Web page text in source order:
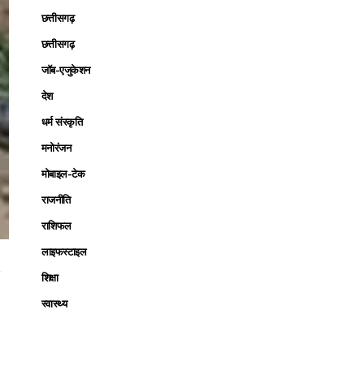
छत्तीसगढ़
छत्तीसगढ़
जॉब-एजुकेशन
देश
धर्म संस्कृति
मनोरंजन
मोबाइल-टेक
राजनीति
राशिफल
लाइफस्टाइल
शिक्षा
स्वास्थ्य